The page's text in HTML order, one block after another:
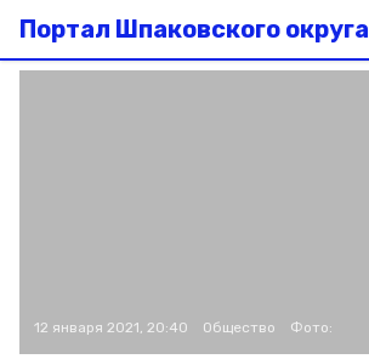
Портал Шпаковского округа
12 января 2021, 20:40 Общество Фото: